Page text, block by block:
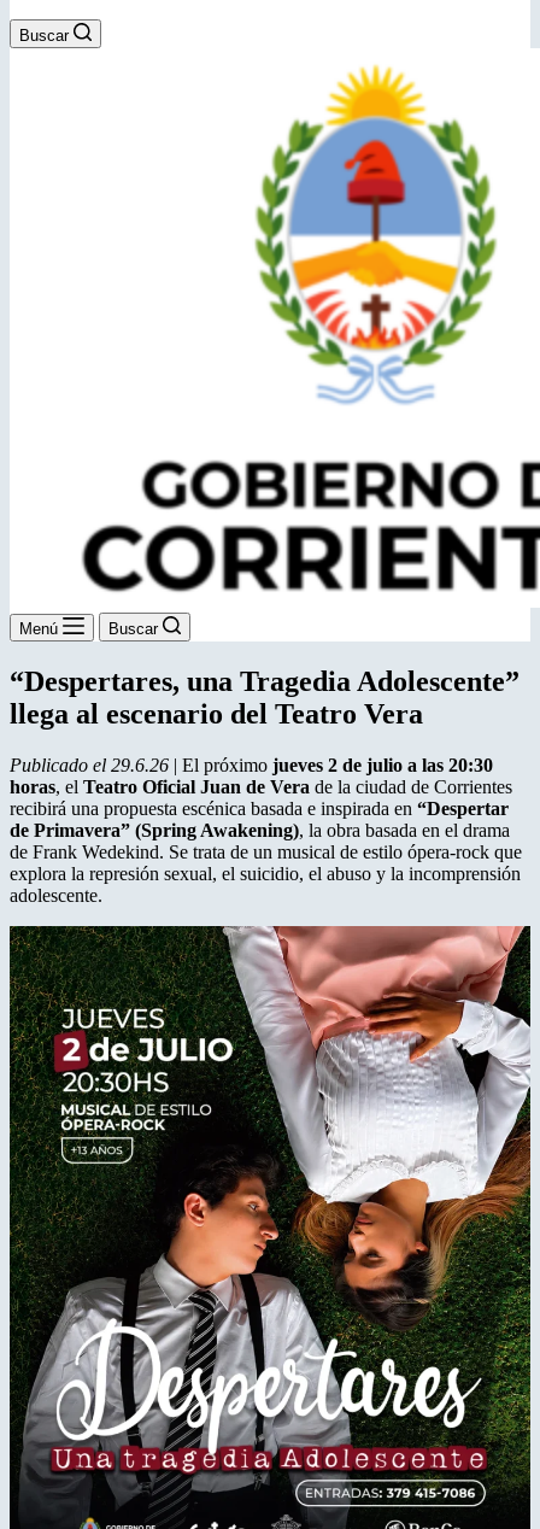
Buscar
Menú Buscar
“Despertares, una Tragedia Adolescente”
llega al escenario del Teatro Vera
Publicado el 29.6.26 | El próximo jueves 2 de julio a las 20:30
horas, el Teatro Oficial Juan de Vera de la ciudad de Corrientes
recibirá una propuesta escénica basada e inspirada en “Despertar
de Primavera” (Spring Awakening), la obra basada en el drama
de Frank Wedekind. Se trata de un musical de estilo ópera-rock que
explora la represión sexual, el suicidio, el abuso y la incomprensión
adolescente.